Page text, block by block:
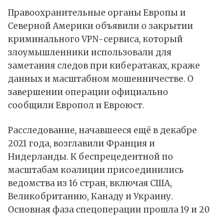
Правоохранительные органы Европы и
Северной Америки объявили о закрытии
криминального VPN-сервиса, который
злоумышленники использовали для
заметания следов при кибератаках, краже
данных и масштабном мошенничестве. О
завершении операции официально
сообщилиЕвропол и Евроюст.
Расследование, начавшееся ещё в декабре
2021 года, возглавили Франция и
Нидерланды. К беспрецедентной по
масштабам коалиции присоединились
ведомства из 16 стран, включая США,
Великобританию, Канаду и Украину.
Основная фаза спецоперации прошла 19 и 20